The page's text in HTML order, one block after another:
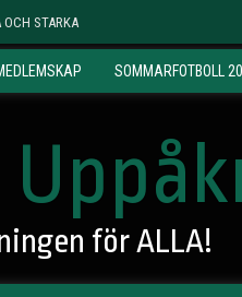
OCH STARKA
SOMMARFOTBOLL
för ALLA!